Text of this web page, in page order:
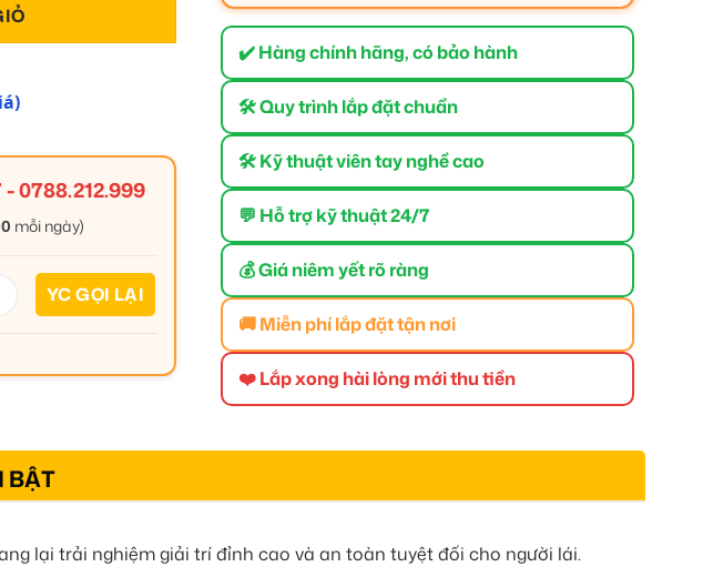
-0788.212.999
mỗi ngày)
✔️ Hàng chính hãng, có bảo hành
🛠 Quy trình lắp đặt chuẩn
🛠 Kỹ thuật viên tay nghề cao
💬 Hỗ trợ kỹ thuật 24/7
💰 Giá niêm yết rõ ràng
🚚 Miễn phí lắp đặt tận nơi
❤️ Lắp xong hài lòng mới thu tiền
BẬT
lại trải nghiệm giải trí đỉnh cao và an toàn tuyệt đối cho người lái.